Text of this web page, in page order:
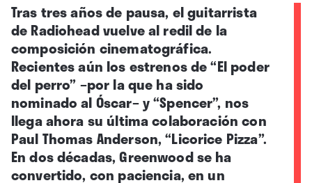
Tras tres años de pausa, el guitarrista
de Radiohead vuelve al redil de la
composición cinematográfica.
Recientes aún los estrenos de “El poder
del perro” –por la que ha sido
nominado al Óscar– y “Spencer”, nos
llega ahora su última colaboración con
Paul Thomas Anderson, “Licorice Pizza”.
En dos décadas, Greenwood se ha
convertido, con paciencia, en un